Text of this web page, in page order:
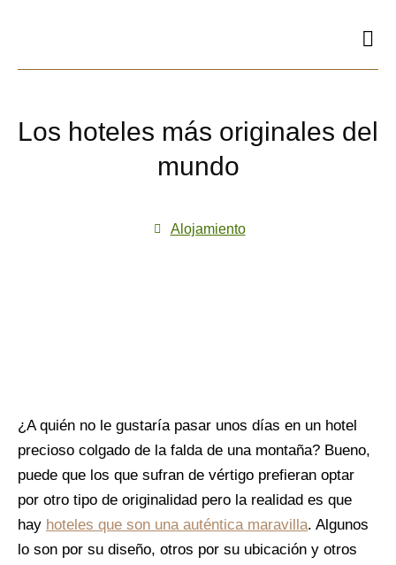
Los hoteles más originales del
mundo
Alojamiento
¿A quién no le gustaría pasar unos días en un hotel
precioso colgado de la falda de una montaña? Bueno,
puede que los que sufran de vértigo prefieran optar
por otro tipo de originalidad pero la realidad es que
hay hoteles que son una auténtica maravilla. Algunos
lo son por su diseño, otros por su ubicación y otros